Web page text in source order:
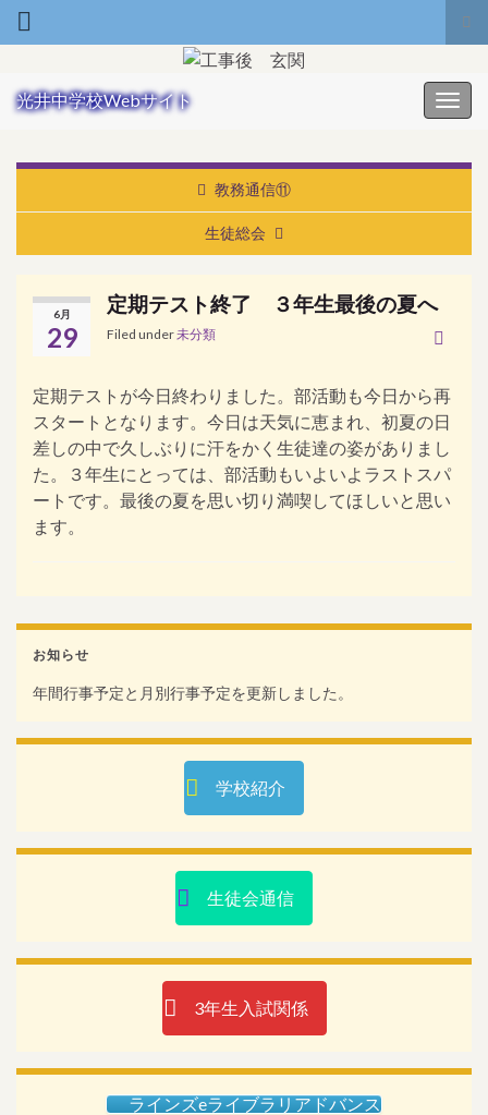
Search for:
光井中学校Webサイト
教務通信⑪
生徒総会
6月
29
定期テスト終了 ３年生最後の夏へ
Filed under未分類
定期テストが今日終わりました。部活動も今日から再
スタートとなります。今日は天気に恵まれ、初夏の日
差しの中で久しぶりに汗をかく生徒達の姿がありまし
た。３年生にとっては、部活動もいよいよラストスパ
ートです。最後の夏を思い切り満喫してほしいと思い
ます。
お知らせ
年間行事予定と月別行事予定を更新しました。
学校紹介
生徒会通信
3年生入試関係
ラインズeライブラリアドバンス